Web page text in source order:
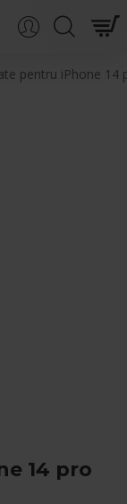
pentru iPhone 14
14 pro